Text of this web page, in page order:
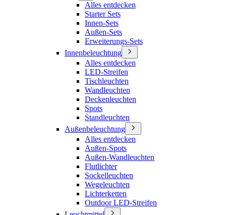
Alles entdecken
Starter Sets
Innen-Sets
Außen-Sets
Erweiterungs-Sets
Innenbeleuchtung
Alles entdecken
LED-Streifen
Tischleuchten
Wandleuchten
Deckenleuchten
Spots
Standleuchten
Außenbeleuchtung
Alles entdecken
Außen-Spots
Außen-Wandleuchten
Flutlichter
Sockelleuchten
Wegeleuchten
Lichterketten
Outdoor LED-Streifen